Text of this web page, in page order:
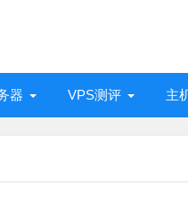
器 VPS测评 主